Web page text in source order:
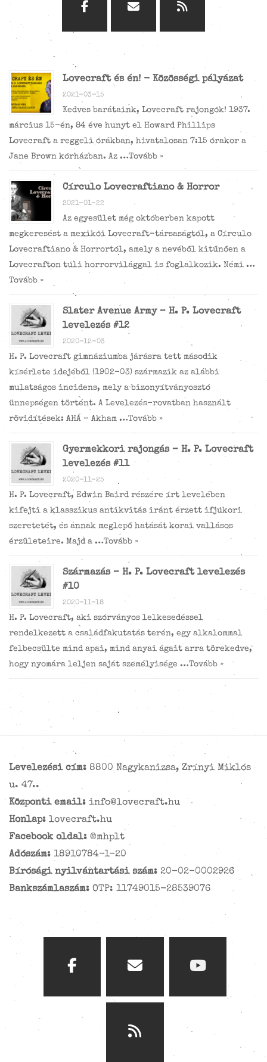
Lovecraft és én! - Közösségi pályázat
2021-03-15
Kedves barátaink, Lovecraft rajongók! 1937.
március 15-én, 84 éve hunyt el Howard Phillips
Lovecraft a reggeli órákban, hivatalosan 7:15 órakor a
Jane Brown kórházban. Az …Tovább »
Círculo Lovecraftiano & Horror
2021-01-22
Az egyesület még októberben kapott
megkeresést a mexikói Lovecraft-társaságtól, a Círculo
Lovecraftiano & Horrortól, amely a nevéből kitűnően a
Lovecrafton túli horrorvilággal is foglalkozik. Némi …
Tovább »
Slater Avenue Army – H. P. Lovecraft
levelezés #12
2020-12-03
H. P. Lovecraft gimnáziumba járásra tett második
kísérlete idejéből (1902-03) származik az alábbi
mulatságos incidens, mely a bizonyítványosztó
ünnepségen történt. A Levelezés-rovatban használt
rövidítések: AHÁ – Akham …Tovább »
Gyermekkori rajongás – H. P. Lovecraft
levelezés #11
2020-11-25
H. P. Lovecraft, Edwin Baird részére írt levelében
kifejti a klasszikus antikvitás iránt érzett ifjúkori
szeretetét, és annak meglepő hatását korai vallásos
érzületeire. Majd a …Tovább »
Származás – H. P. Lovecraft levelezés
#10
2020-11-18
H. P. Lovecraft, aki szórványos lelkesedéssel
rendelkezett a családfakutatás terén, egy alkalommal
felbecsülte mind apai, mind anyai ágait arra törekedve,
hogy nyomára leljen saját személyisége …Tovább »
Levelezési cím: 8800 Nagykanizsa, Zrínyi Miklós
u. 47..
Központi email: info@lovecraft.hu
Honlap: lovecraft.hu
Facebook oldal: @mhplt
Adószám: 18910784-1-20
Bírósági nyilvántartási szám: 20-02-0002926
Bankszámlaszám: OTP: 11749015-28539076